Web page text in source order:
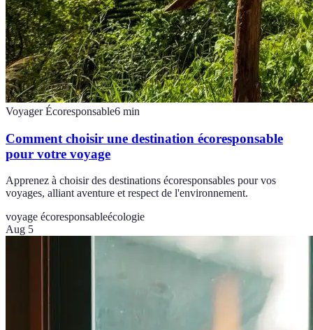
Voyager Écoresponsable6 min
Comment choisir une destination écoresponsable
pour votre voyage
Apprenez à choisir des destinations écoresponsables pour vos
voyages, alliant aventure et respect de l'environnement.
voyage écoresponsableécologie
Aug 5